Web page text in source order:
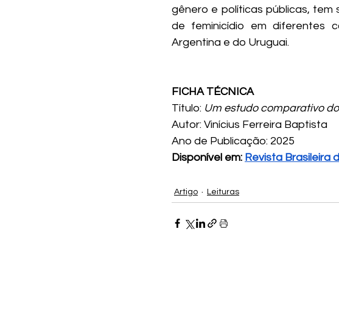
gênero e políticas públicas,
de feminicídio em diferentes
Argentina e do Uruguai.
FICHA TÉCNICA
Título: Um estudo comparativo
Autor: Vinícius Ferreira Baptista
Ano de Publicação: 2025
Disponível em: Revista Brasileira
Artigo Leituras